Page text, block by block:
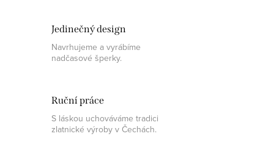
Jedinečný design
Navrhujeme a vyrábíme
nadčasové šperky.
Ruční práce
S láskou uchováváme tradici
zlatnické výroby v Čechách.